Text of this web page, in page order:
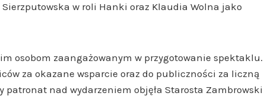
w roli Hanki oraz Klaudia Wolna jako
osobom zaangażowanym w przygotowanie spektaklu.
za okazane wsparcie oraz do publiczności za liczną
patronat nad wydarzeniem objęła Starosta Zambrowski